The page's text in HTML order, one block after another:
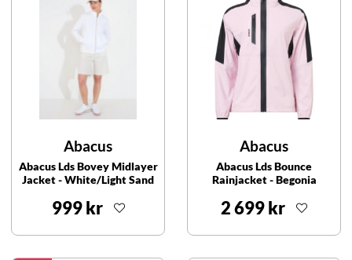
Abacus
Abacus Lds Bovey Midlayer
Jacket - White/Light Sand
999 kr
Abacus
Abacus Lds Bounce
Rainjacket - Begonia
2 699 kr